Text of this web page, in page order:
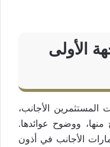
الأولى
المستثمرين الأجانب،
منها، ووضوح عوائدها.
استثمارات الأجانب في أذون